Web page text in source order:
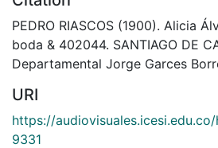
PEDRO RIASCOS (1900). Alicia
boda & 402044. SANTIAGO DE
Departamental Jorge Garces
URI
https://
9331